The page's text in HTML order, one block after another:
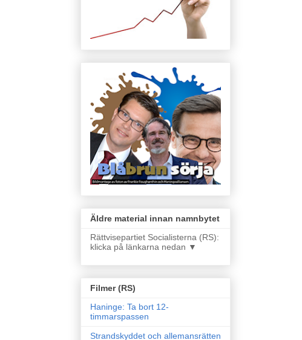
Äldre material innan namnbytet
Rättvisepartiet Socialisterna (RS):
klicka på länkarna nedan ▼
Filmer (RS)
Haninge: Ta bort 12-
timmarspassen
Strandskyddet och allemansrätten